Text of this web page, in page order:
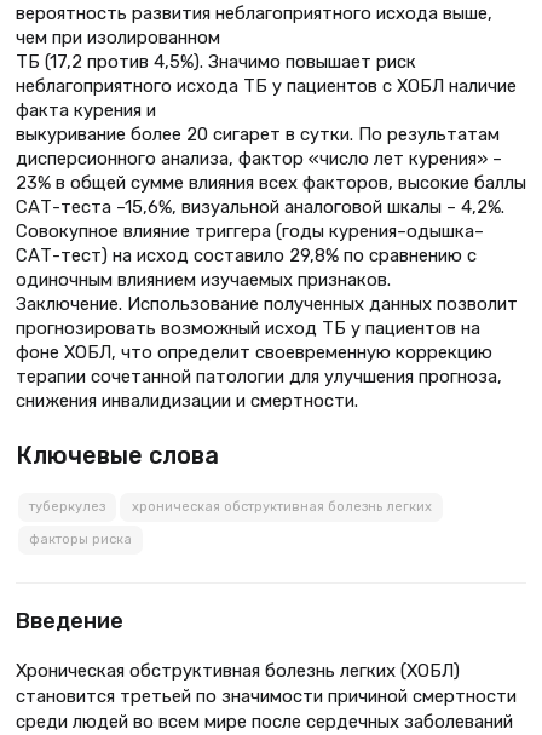
вероятность развития неблагоприятного исхода выше,
чем при изолированном
ТБ (17,2 против 4,5%). Значимо повышает риск
неблагоприятного исхода ТБ у пациентов с ХОБЛ наличие
факта курения и
выкуривание более 20 сигарет в сутки. По результатам
дисперсионного анализа, фактор «число лет курения» –
23% в общей сумме влияния всех факторов, высокие баллы
САТ-теста –15,6%, визуальной аналоговой шкалы – 4,2%.
Совокупное влияние триггера (годы курения–одышка–
САТ-тест) на исход составило 29,8% по сравнению с
одиночным влиянием изучаемых признаков.
Заключение. Использование полученных данных позволит
прогнозировать возможный исход ТБ у пациентов на
фоне ХОБЛ, что определит своевременную коррекцию
терапии сочетанной патологии для улучшения прогноза,
снижения инвалидизации и смертности.
Ключевые слова
туберкулез хроническая обструктивная болезнь легких
факторы риска
Введение
Хроническая обструктивная болезнь легких (ХОБЛ)
становится третьей по значимости причиной смертности
среди людей во всем мире после сердечных заболеваний